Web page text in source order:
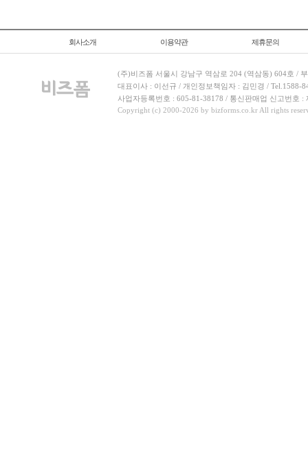
회사소개 이용약관 제휴문의
(주)비즈폼 서울시 강남구 역삼로 204 (역삼동) 604호 /
대표이사 : 이선규 / 개인정보책임자 : 김민경 / Tel.1588-
사업자등록번호 : 605-81-38178 / 통신판매업 신고번호 :
Copyright (c) 2000-2026 by bizforms.co.kr All rights